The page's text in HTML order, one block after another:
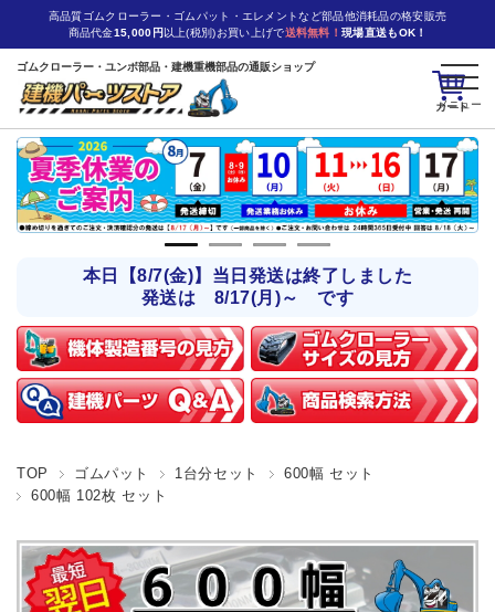
カート
高品質ゴムクローラー・ゴムパット・エレメントなど部品他消耗品の格安販売
商品代金15,000円 以上(税別)お買い上げで送料無料！ 現場直送もOK！
ゴムクローラー・ユンボ部品・建機重機部品の通販ショップ
本日【8/7(金)】当日発送は終了しました
発送は 8/17(月)～ です
TOP ゴムパット 1台分セット
600幅 セット
600幅 102枚 セット